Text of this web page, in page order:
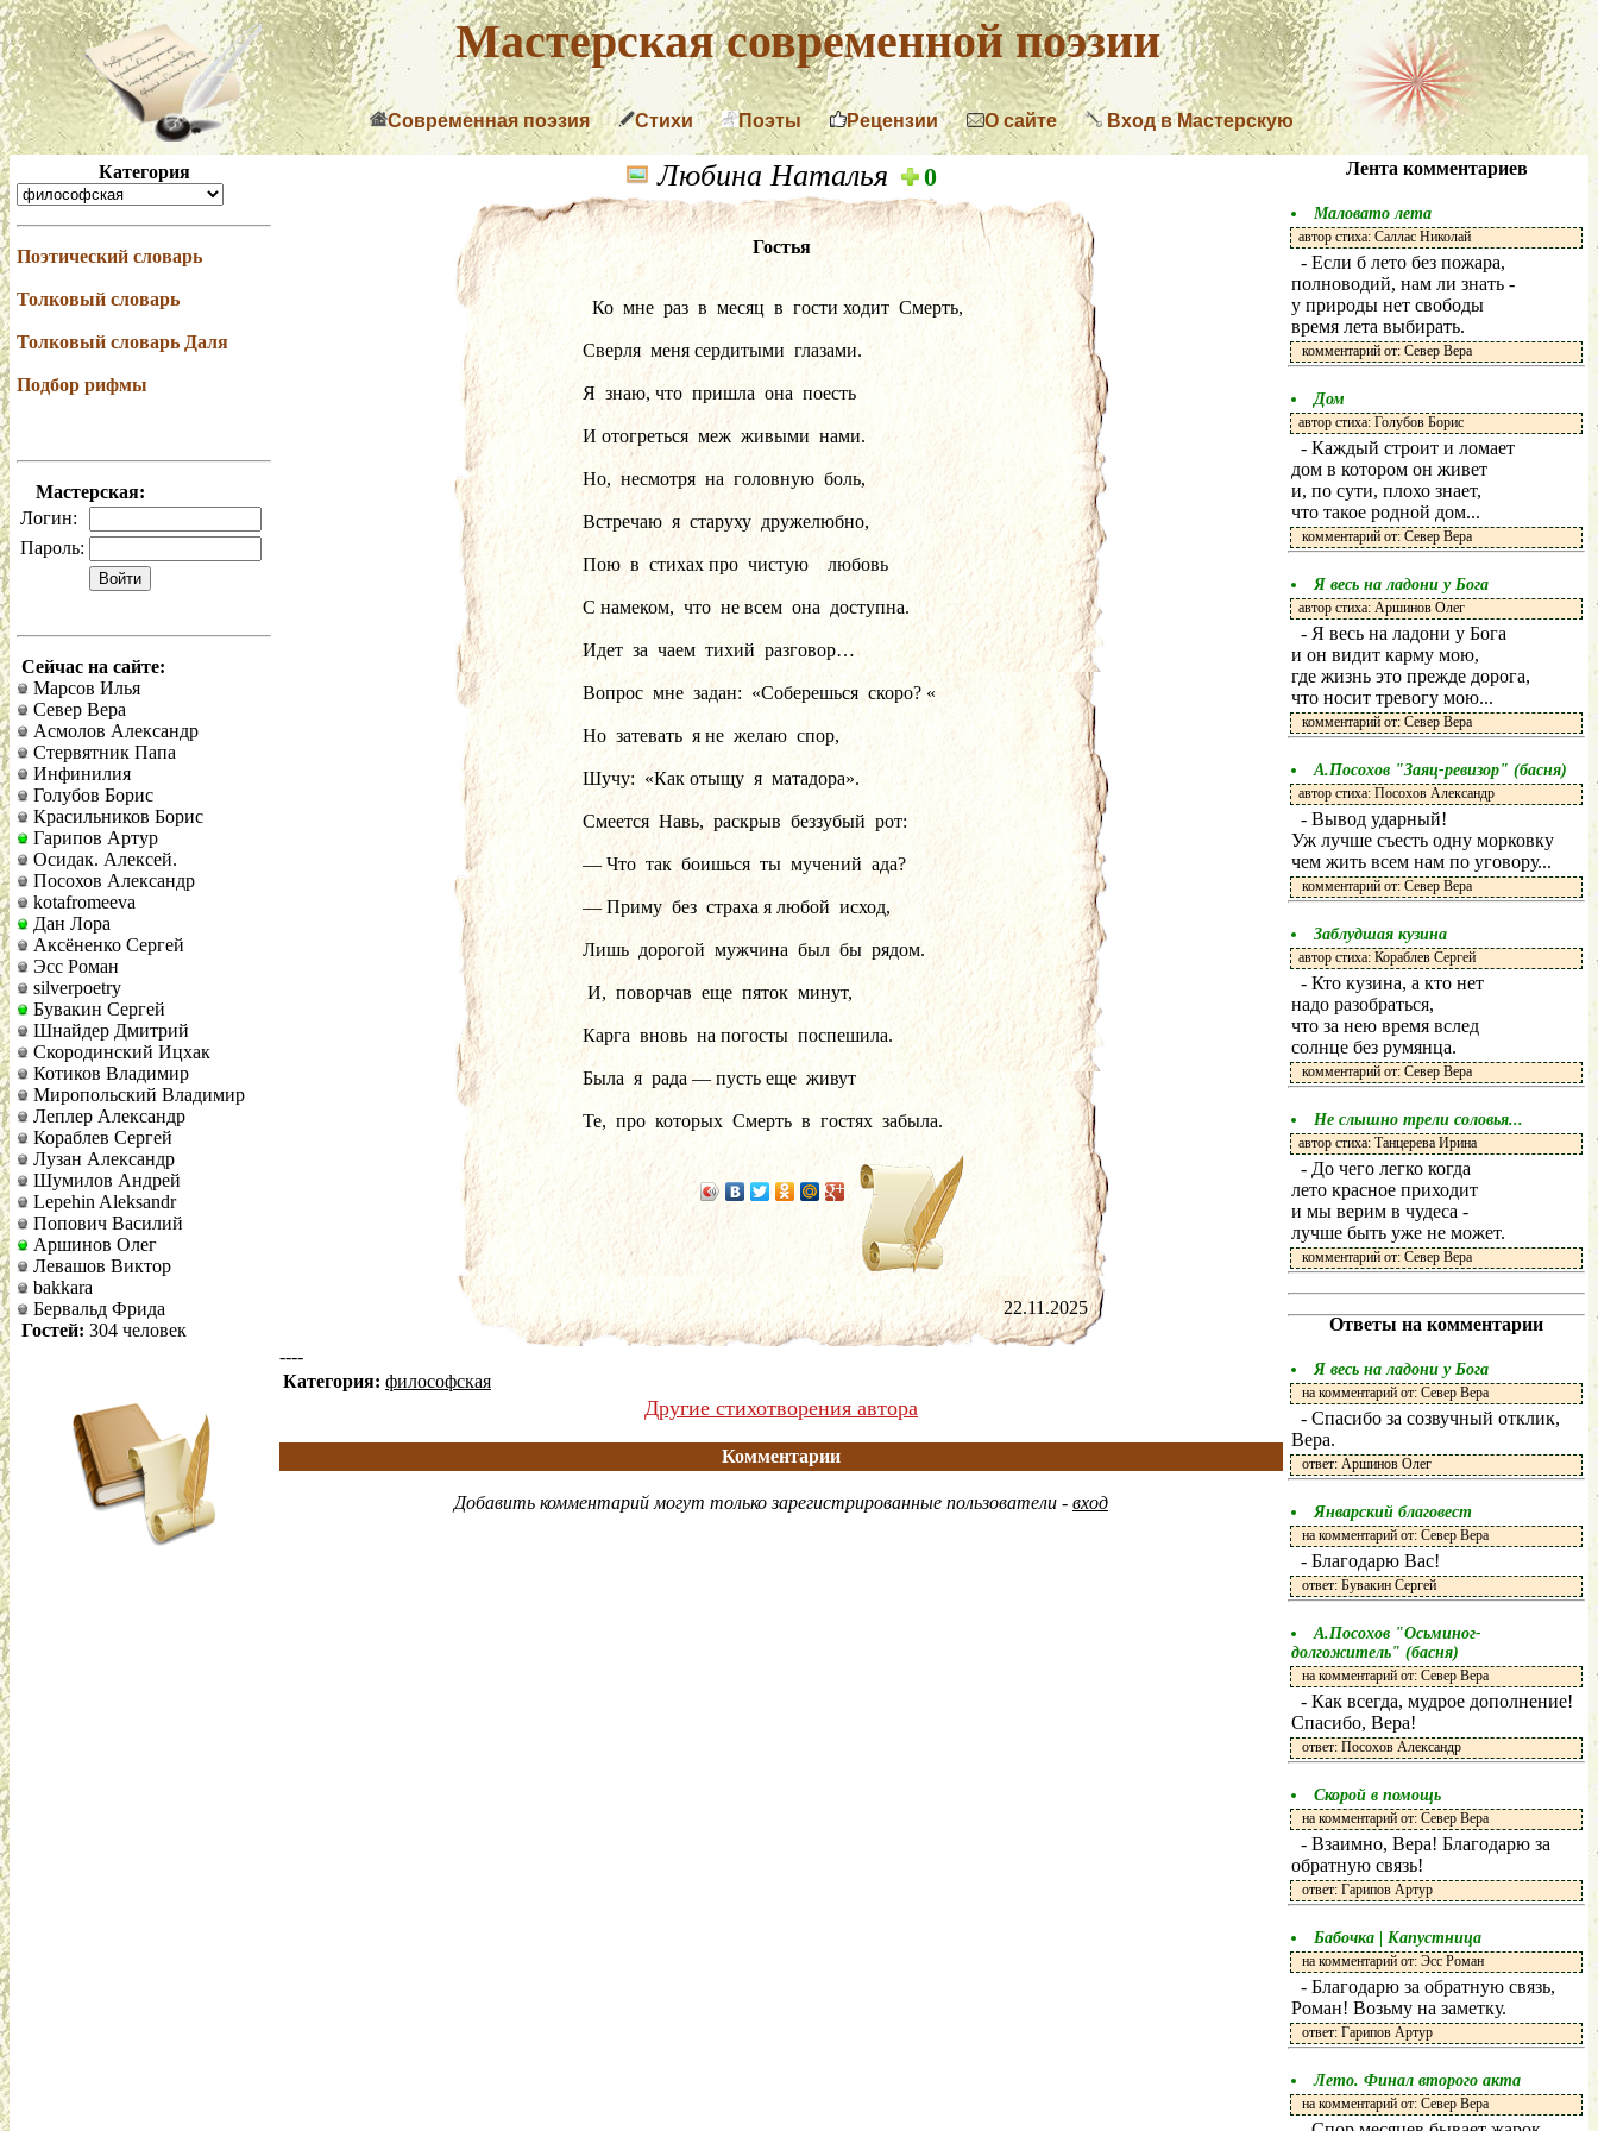
Мастерская современной поэзии
Современная поэзия Стихи Поэты Рецензии О сайте Вход в Мастерскую
Категория
Поэтический словарь
Толковый словарь
Толковый словарь Даля
Подбор рифмы
Мастерская:
Логин:
Пароль:
Сейчас на сайте:
Марсов Илья
Север Вера
Асмолов Александр
Стервятник Папа
Инфинилия
Голубов Борис
Красильников Борис
Гарипов Артур
Осидак. Алексей.
Посохов Александр
kotafromeeva
Дан Лора
Аксёненко Сергей
Эсс Роман
silverpoetry
Бувакин Сергей
Шнайдер Дмитрий
Скородинский Ицхак
Котиков Владимир
Миропольский Владимир
Леплер Александр
Кораблев Сергей
Лузан Александр
Шумилов Андрей
Lepehin Aleksandr
Попович Василий
Аршинов Олег
Левашов Виктор
bakkara
Бервальд Фрида
Гостей: 304 человек
Любина Наталья 0
Гостья
  Ко  мне  раз  в  месяц  в  гости ходит  Смерть,
Сверля  меня сердитыми  глазами.
Я  знаю, что  пришла  она  поесть
И отогреться  меж  живыми  нами.
Но,  несмотря  на  головную  боль,
Встречаю  я  старуху  дружелюбно,
Пою  в  стихах про  чистую    любовь
С намеком,  что  не всем  она  доступна.
Идет  за  чаем  тихий  разговор…
Вопрос  мне  задан:  «Соберешься  скоро? «
Но  затевать  я не  желаю  спор,
Шучу:  «Как отыщу  я  матадора».
Смеется  Навь,  раскрыв  беззубый  рот:
— Что  так  боишься  ты  мучений  ада?
— Приму  без  страха я любой  исход,
Лишь  дорогой  мужчина  был  бы  рядом.
И,  поворчав  еще  пяток  минут,
Карга  вновь  на погосты  поспешила.
Была  я  рада — пусть еще  живут
Те,  про  которых  Смерть  в  гостях  забыла.
22.11.2025
----
Категория: философская
Другие стихотворения автора
Комментарии
Добавить комментарий могут только зарегистрированные пользователи - вход
Лента комментариев
Маловато лета
автор стиха: Саллас Николай
- Если б лето без пожара,
полноводий, нам ли знать -
у природы нет свободы
время лета выбирать.
комментарий от: Север Вера
Дом
автор стиха: Голубов Борис
- Каждый строит и ломает
дом в котором он живет
и, по сути, плохо знает,
что такое родной дом...
комментарий от: Север Вера
Я весь на ладони у Бога
автор стиха: Аршинов Олег
- Я весь на ладони у Бога
и он видит карму мою,
где жизнь это прежде дорога,
что носит тревогу мою...
комментарий от: Север Вера
А.Посохов "Заяц-ревизор" (басня)
автор стиха: Посохов Александр
- Вывод ударный!
Уж лучше съесть одну морковку
чем жить всем нам по уговору...
комментарий от: Север Вера
Заблудшая кузина
автор стиха: Кораблев Сергей
- Кто кузина, а кто нет
надо разобраться,
что за нею время вслед
солнце без румянца.
комментарий от: Север Вера
Не слышно трели соловья...
автор стиха: Танцерева Ирина
- До чего легко когда
лето красное приходит
и мы верим в чудеса -
лучше быть уже не может.
комментарий от: Север Вера
Ответы на комментарии
Я весь на ладони у Бога
на комментарий от: Север Вера
- Спасибо за созвучный отклик,
Вера.
ответ: Аршинов Олег
Январский благовест
на комментарий от: Север Вера
- Благодарю Вас!
ответ: Бувакин Сергей
А.Посохов "Осьминог-
долгожитель" (басня)
на комментарий от: Север Вера
- Как всегда, мудрое дополнение!
Спасибо, Вера!
ответ: Посохов Александр
Скорой в помощь
на комментарий от: Север Вера
- Взаимно, Вера! Благодарю за
обратную связь!
ответ: Гарипов Артур
Бабочка | Капустница
на комментарий от: Эсс Роман
- Благодарю за обратную связь,
Роман! Возьму на заметку.
ответ: Гарипов Артур
Лето. Финал второго акта
на комментарий от: Север Вера